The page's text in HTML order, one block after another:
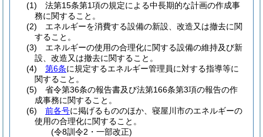
(1)
法第15条第1項の規定による中長期的な計画の作成事
務に関すること。
(2)
エネルギーを消費する設備の新設、改造又は撤去に関
すること。
(3)
エネルギーの使用の合理化に関する設備の維持及び新
設、改造又は撤去に関すること。
(4)
第6条に規定するエネルギー管理員に対する指導等に
関すること。
(5)
省令第36条の報告書及び法第166条第3項の報告の作
成事務に関すること。
(6)
前各号に掲げるもののほか、寝屋川市のエネルギーの
使用の合理化に関すること。
(令8訓令2・一部改正)